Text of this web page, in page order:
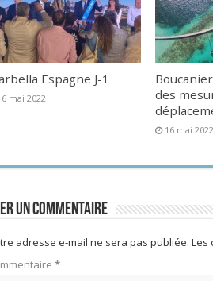
Espagne J-1
mai 2022
des
16 mai 2022
un commentaire
adresse e-mail ne sera pas publiée. Les
*